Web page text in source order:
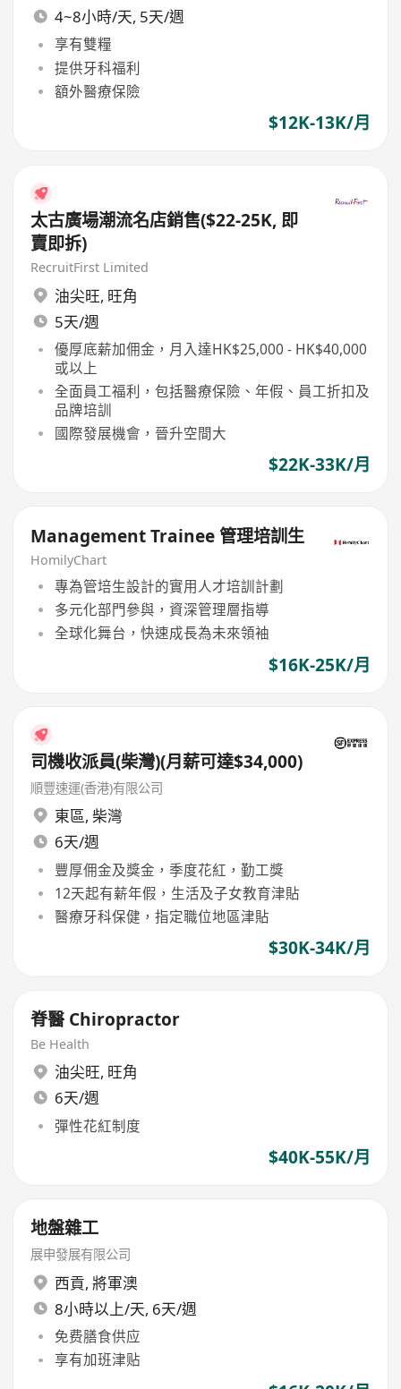
4~8小時/天, 5天/週
享有雙糧
提供牙科福利
額外醫療保險
$12K-13K/月
太古廣場潮流名店銷售($22-25K, 即
賣即拆)
RecruitFirst Limited
油尖旺, 旺角
5天/週
優厚底薪加佣金，月入達HK$25,000 - HK$40,000
或以上
全面員工福利，包括醫療保險、年假、員工折扣及
品牌培訓
國際發展機會，晉升空間大
$22K-33K/月
Management Trainee 管理培訓生
HomilyChart
專為管培生設計的實用人才培訓計劃
多元化部門參與，資深管理層指導
全球化舞台，快速成長為未來領袖
$16K-25K/月
司機收派員(柴灣)(月薪可達$34,000)
順豐速運(香港)有限公司
東區, 柴灣
6天/週
豐厚佣金及獎金，季度花紅，勤工獎
12天起有薪年假，生活及子女教育津貼
醫療牙科保健，指定職位地區津貼
$30K-34K/月
脊醫 Chiropractor
Be Health
油尖旺, 旺角
6天/週
彈性花紅制度
$40K-55K/月
地盤雜工
展申發展有限公司
西貢, 將軍澳
8小時以上/天, 6天/週
免费膳食供应
享有加班津贴